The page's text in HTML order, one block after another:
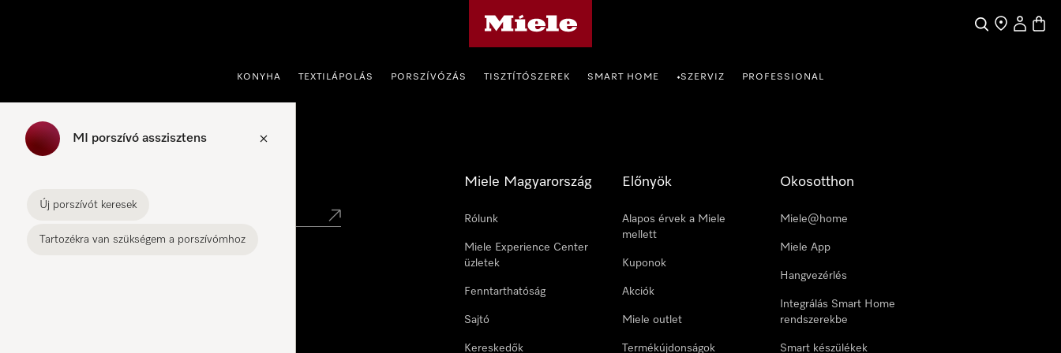
KeresesÜzletkereső
Saját profil
KONYHA TEXTILÁPOLÁS PORSZÍVÓZÁS TISZTÍTÓSZEREK SMART HOME •SZERVIZ PROFESSIONAL
MI porszívó asszisztens
Új porszívót keresek
Tartozékra van szükségem a porszívómhoz
Miele Magyarország
Rólunk
Miele Experience Center
üzletek
Fenntarthatóság
Sajtó
Kereskedők
Előnyök
Alapos érvek a Miele
mellett
Kuponok
Akciók
Miele outlet
Termékújdonságok
Okosotthon
Miele@home
Miele App
Hangvezérlés
Integrálás Smart Home
rendszerekbe
Smart készülékek